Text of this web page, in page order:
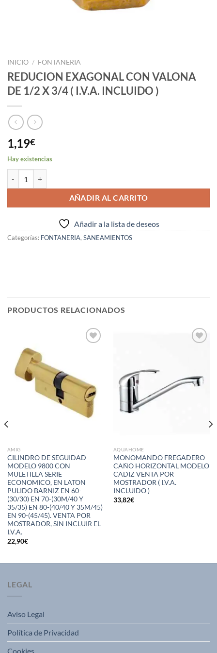
INICIO / FONTANERIA
REDUCION EXAGONAL CON VALONA
DE 1/2 X 3/4 ( I.V.A. INCLUIDO )
1,19€
Hay existencias
AÑADIR AL CARRITO
Añadir a la lista de deseos
Categorías: FONTANERIA, SANEAMIENTOS
PRODUCTOS RELACIONADOS
AMIG
CILINDRO DE SEGUIDAD
MODELO 9800 CON
MULETILLA SERIE
ECONOMICO, EN LATON
PULIDO BARNIZ EN 60-
(30/30) EN 70-(30M/40 Y
35/35) EN 80-(40/40 Y 35M/45)
EN 90-(45/45). VENTA POR
MOSTRADOR, SIN INCLUIR EL
I.V.A.
22,90€
AQUAHOME
MONOMANDO FREGADERO
CAÑO HORIZONTAL MODELO
CADIZ VENTA POR
MOSTRADOR ( I.V.A.
INCLUIDO )
33,82€
LEGAL
Aviso Legal
Política de Privacidad
Cookies